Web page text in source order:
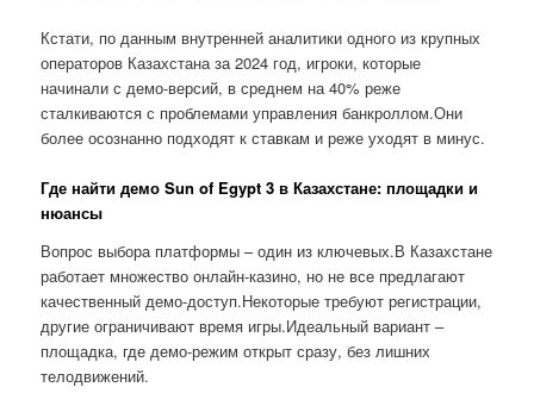
Кстати, по данным внутренней аналитики одного из крупных
операторов Казахстана за 2024 год, игроки, которые
начинали с демо-версий, в среднем на 40% реже
сталкиваются с проблемами управления банкроллом.Они
более осознанно подходят к ставкам и реже уходят в минус.
Где найти демо Sun of Egypt 3 в Казахстане: площадки и
нюансы
Вопрос выбора платформы – один из ключевых.В Казахстане
работает множество онлайн-казино, но не все предлагают
качественный демо-доступ.Некоторые требуют регистрации,
другие ограничивают время игры.Идеальный вариант –
площадка, где демо-режим открыт сразу, без лишних
телодвижений.